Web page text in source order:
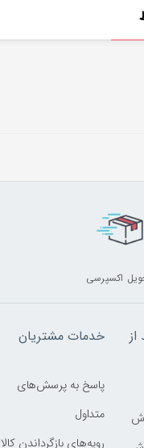
اکسپرسی
خدمات مشتریان
پاسخ به پرسش‌های
متداول
رویه‌های بازگرداندن کالا